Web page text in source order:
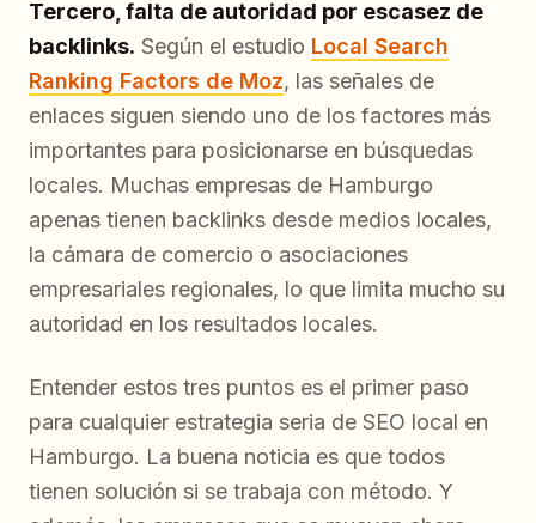
Tercero, falta de autoridad por escasez de
backlinks. Según el estudio Local Search
Ranking Factors de Moz, las señales de
enlaces siguen siendo uno de los factores más
importantes para posicionarse en búsquedas
locales. Muchas empresas de Hamburgo
apenas tienen backlinks desde medios locales,
la cámara de comercio o asociaciones
empresariales regionales, lo que limita mucho su
autoridad en los resultados locales.
Entender estos tres puntos es el primer paso
para cualquier estrategia seria de SEO local en
Hamburgo. La buena noticia es que todos
tienen solución si se trabaja con método. Y